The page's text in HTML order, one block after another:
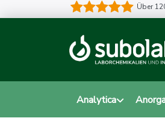
Über
Analytica